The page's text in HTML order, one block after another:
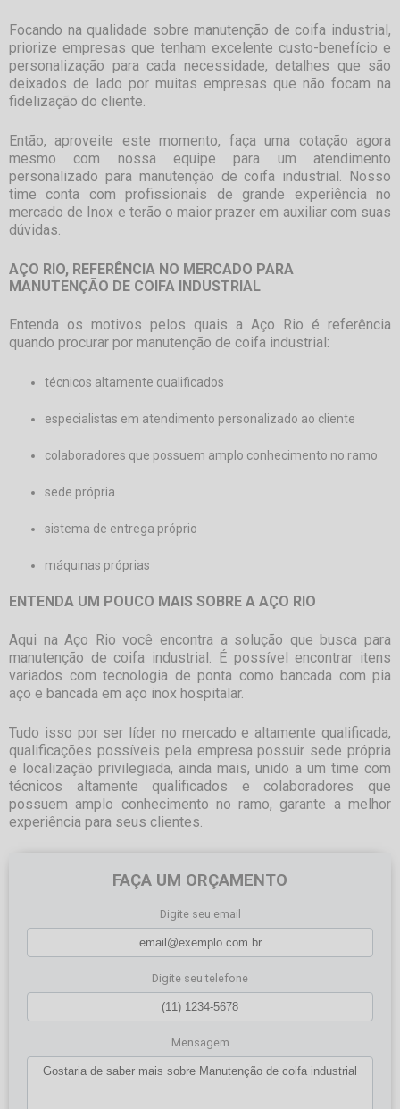
Focando na qualidade sobremanutenção de coifa industrial,
priorize empresas que tenham excelente custo-benefício e
personalização para cada necessidade, detalhes que são
deixados de lado por muitas empresas que não focam na
fidelização do cliente.
Então, aproveite este momento, faça uma cotação agora
mesmo com nossa equipe para um atendimento
personalizado para manutenção de coifa industrial. Nosso
time conta com profissionais de grande experiência no
mercado de Inox e terão o maior prazer em auxiliar com suas
dúvidas.
AÇO RIO, REFERÊNCIA NO MERCADO PARA
MANUTENÇÃO DE COIFA INDUSTRIAL
Entenda os motivos pelos quais a Aço Rio é referência
quando procurar por manutenção de coifa industrial:
técnicos altamente qualificados
especialistas em atendimento personalizado ao cliente
colaboradores que possuem amplo conhecimento no ramo
sede própria
sistema de entrega próprio
máquinas próprias
ENTENDA UM POUCO MAIS SOBRE A AÇO RIO
Aqui na Aço Rio você encontra a solução que busca para
manutenção de coifa industrial. É possível encontrar itens
variados com tecnologia de ponta como bancada com pia
aço e bancada em aço inox hospitalar.
Tudo isso por ser líder no mercado e altamente qualificada,
qualificações possíveis pela empresa possuir sede própria
e localização privilegiada, ainda mais, unido a um time com
técnicos altamente qualificados e colaboradores que
possuem amplo conhecimento no ramo, garante a melhor
experiência para seus clientes.
FAÇA UM ORÇAMENTO
Digite seu email
Digite seu telefone
Mensagem